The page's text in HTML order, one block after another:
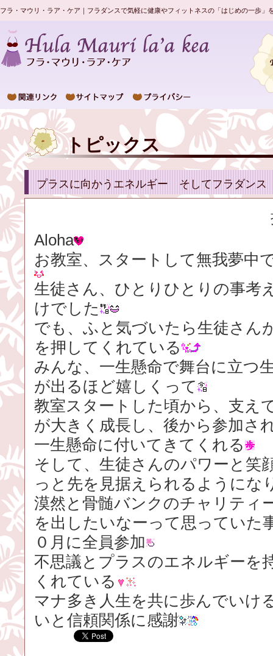
フラ・マウリ・ラア・ケア｜フラダンスで気軽に健康やフィットネスの「はじめの一歩
トピックス
プラスに向かうエネルギー そしてフラダンス
Aloha
お教室、スタートして無我夢中
生徒さん、ひとりひとりの事考
けでした
でも、ふと気づいたら生徒さん
を押してくれている
みんな、一生懸命で舞台に立つ
が出るほど嬉しくって
教室スタートした頃から、支え
が大きく成長し、後から参加さ
一生懸命に付いてきてくれる
そして、生徒さんのパワーと笑
っと先を見据えられるようにな
漠然と骨髄バンクのチャリティ
を出したいなーって思っていた
０月に全員参加
不思議とプラスのエネルギーを
くれている
マナ多き人生を共に歩んでいけ
いと信頼関係に感謝